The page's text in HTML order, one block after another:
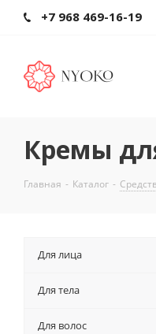
+7 968 469-16-19
Кремы
Главная - Каталог -
Для лица
Для тела
Для волос